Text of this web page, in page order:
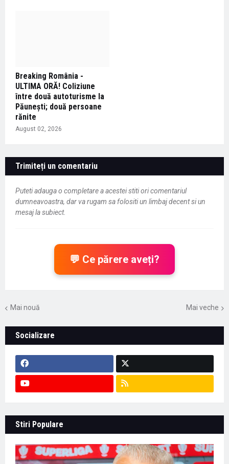
Breaking România -
ULTIMA ORĂ! Coliziune
între două autoturisme la
Păunești; două persoane
rănite
August 02, 2026
Trimiteți un comentariu
Puteti adauga o completare a acestei stiti ori comentariul
dumneavoastra, dar va rugam sa folositi un limbaj decent si un
mesaj la subiect.
💬 Ce părere aveți?
Mai nouă Mai veche
Socializare
Stiri Populare